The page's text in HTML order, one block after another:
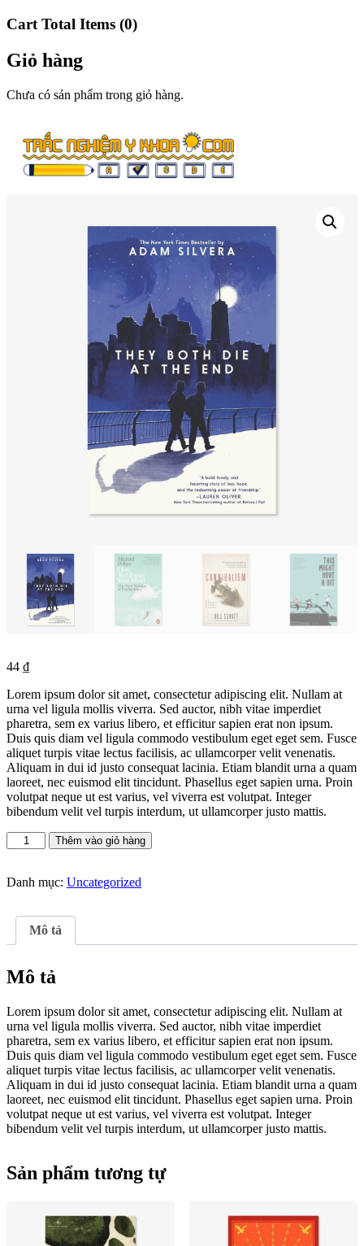
Cart Total Items (0)
Giỏ hàng
Chưa có sản phẩm trong giỏ hàng.
44 ₫
Lorem ipsum dolor sit amet, consectetur adipiscing elit. Nullam at
urna vel ligula mollis viverra. Sed auctor, nibh vitae imperdiet
pharetra, sem ex varius libero, et efficitur sapien erat non ipsum.
Duis quis diam vel ligula commodo vestibulum eget eget sem. Fusce
aliquet turpis vitae lectus facilisis, ac ullamcorper velit venenatis.
Aliquam in dui id justo consequat lacinia. Etiam blandit urna a quam
laoreet, nec euismod elit tincidunt. Phasellus eget sapien urna. Proin
volutpat neque ut est varius, vel viverra est volutpat. Integer
bibendum velit vel turpis interdum, ut ullamcorper justo mattis.
Thêm vào giỏ hàng
Danh mục: Uncategorized
Mô tả
Mô tả
Lorem ipsum dolor sit amet, consectetur adipiscing elit. Nullam at
urna vel ligula mollis viverra. Sed auctor, nibh vitae imperdiet
pharetra, sem ex varius libero, et efficitur sapien erat non ipsum.
Duis quis diam vel ligula commodo vestibulum eget eget sem. Fusce
aliquet turpis vitae lectus facilisis, ac ullamcorper velit venenatis.
Aliquam in dui id justo consequat lacinia. Etiam blandit urna a quam
laoreet, nec euismod elit tincidunt. Phasellus eget sapien urna. Proin
volutpat neque ut est varius, vel viverra est volutpat. Integer
bibendum velit vel turpis interdum, ut ullamcorper justo mattis.
Sản phẩm tương tự